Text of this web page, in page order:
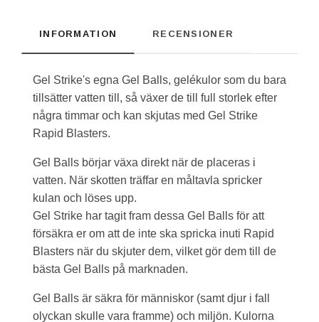
INFORMATION RECENSIONER
Gel Strike's egna Gel Balls, gelékulor som du bara
tillsätter vatten till, så växer de till full storlek efter
några timmar och kan skjutas med Gel Strike
Rapid Blasters.
Gel Balls börjar växa direkt när de placeras i
vatten. När skotten träffar en måltavla spricker
kulan och löses upp.
Gel Strike har tagit fram dessa Gel Balls för att
försäkra er om att de inte ska spricka inuti Rapid
Blasters när du skjuter dem, vilket gör dem till de
bästa Gel Balls på marknaden.
Gel Balls är säkra för människor (samt djur i fall
olyckan skulle vara framme) och miljön. Kulorna